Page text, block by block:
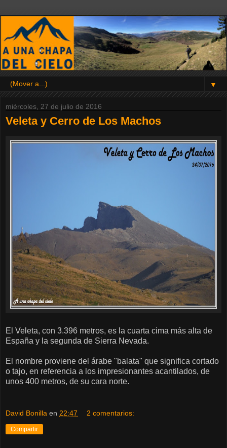
▼
miércoles, 27 de julio de 2016
Veleta y Cerro de Los Machos
El Veleta, con 3.396 metros, es la cuarta cima más alta de
España y la segunda de Sierra Nevada.
El nombre proviene del árabe "balata" que significa cortado
o tajo, en referencia a los impresionantes acantilados, de
unos 400 metros, de su cara norte.
David Bonilla en 22:47 2 comentarios:
Compartir